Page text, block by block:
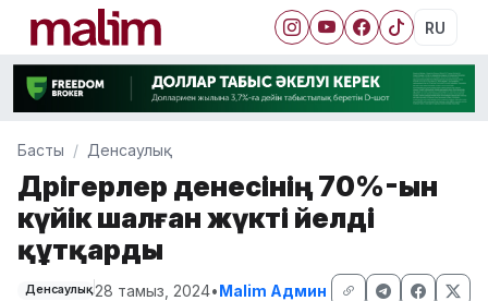
RU
Басты Денсаулық
Дәрігерлер денесінің 70%-ын
күйік шалған жүкті әйелді
құтқарды
Денсаулық 28 тамыз, 2024•Malim Админ